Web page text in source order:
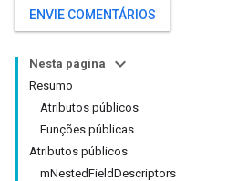
ENVIE COMENTÁRIOS
Nesta página
Resumo
Atributos públicos
Funções públicas
Atributos públicos
mNestedFieldDescriptors